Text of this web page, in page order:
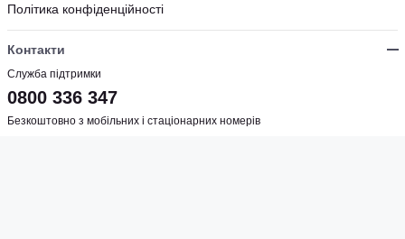
Політика конфіденційності
Контакти
Служба підтримки
0800 336 347
Безкоштовно з мобільних і стаціонарних номерів